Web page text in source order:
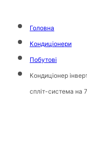
Головна
Кондиціонери
Побутові
Кондиціонер
спліт-система на